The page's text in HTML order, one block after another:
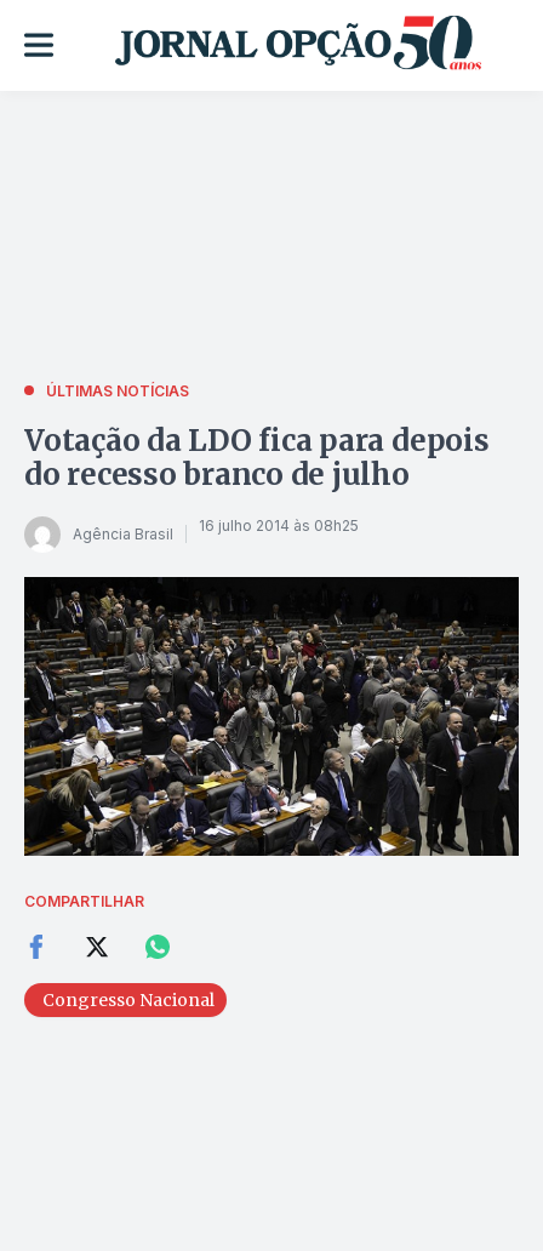
ÚLTIMAS NOTÍCIAS
Votação da LDO fica para depois
do recesso branco de julho
Agência Brasil 16 julho 2014 às 08h25
COMPARTILHAR
Congresso Nacional